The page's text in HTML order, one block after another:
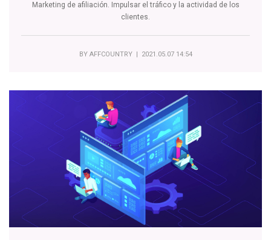
Marketing de afiliación. Impulsar el tráfico y la actividad de los
clientes.
BY AFFCOUNTRY| 2021.05.07 14:54